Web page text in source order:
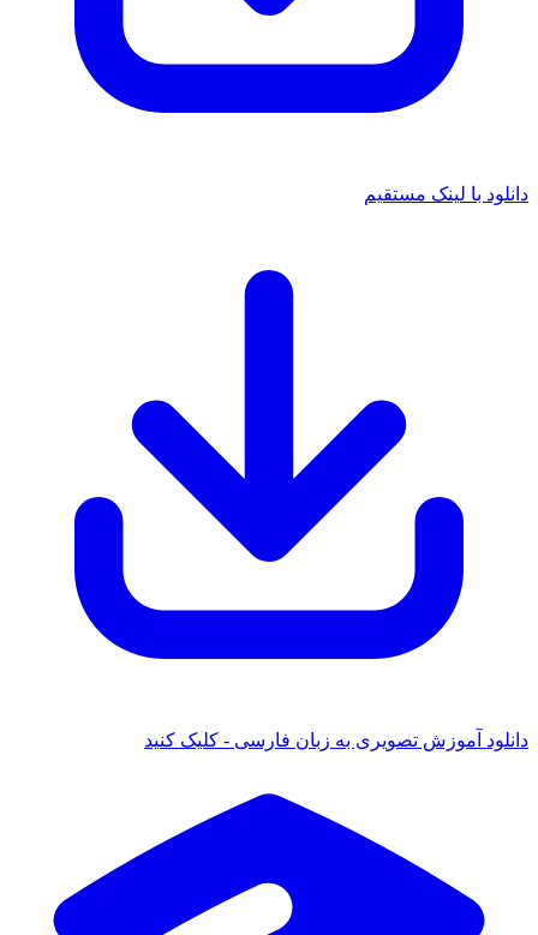
با لینک مستقیم
آموزش تصویری به زبان فارسی - کلیک کنید